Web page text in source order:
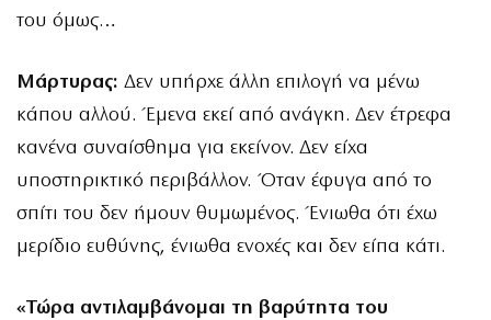
του όμως…
Μάρτυρας: Δεν υπήρχε άλλη επιλογή να μένω
κάπου αλλού. Έμενα εκεί από ανάγκη. Δεν έτρεφα
κανένα συναίσθημα για εκείνον. Δεν είχα
υποστηρικτικό περιβάλλον. Όταν έφυγα από το
σπίτι του δεν ήμουν θυμωμένος. Ένιωθα ότι έχω
μερίδιο ευθύνης, ένιωθα ενοχές και δεν είπα κάτι.
«Τώρα αντιλαμβάνομαι τη βαρύτητα του